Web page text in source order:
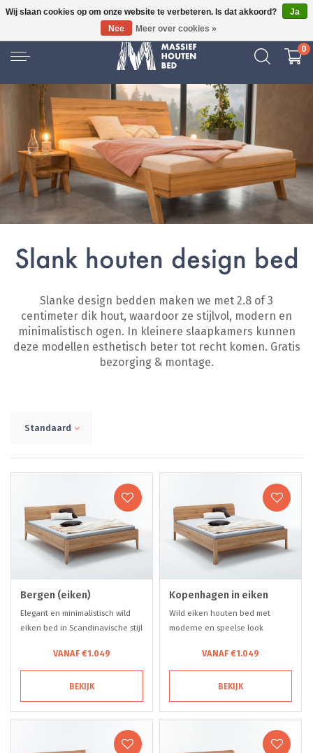
GRATIS BEZORGD
0
Slank houten design bed
Slanke design bedden maken we met 2.8 of 3
centimeter dik hout, waardoor ze stijlvol, modern en
minimalistisch ogen. In kleinere slaapkamers kunnen
deze modellen esthetisch beter tot recht komen. Gratis
bezorging & montage.
Standaard
Bergen (eiken)
Elegant en minimalistisch wild
eiken bed in Scandinavische stijl
VANAF €1.049
BEKIJK
Kopenhagen in eiken
Wild eiken houten bed met
moderne en speelse look
VANAF €1.049
BEKIJK
Wij slaan cookies op om onze website te verbeteren. Is dat akkoord?
Ja
Nee
Meer over cookies »